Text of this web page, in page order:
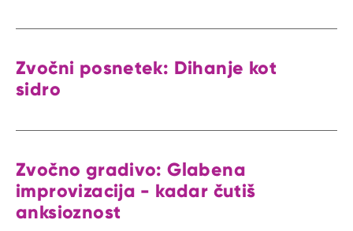
Zvočni posnetek: Dihanje kot
sidro
Zvočno gradivo: Glabena
improvizacija - kadar čutiš
anksioznost